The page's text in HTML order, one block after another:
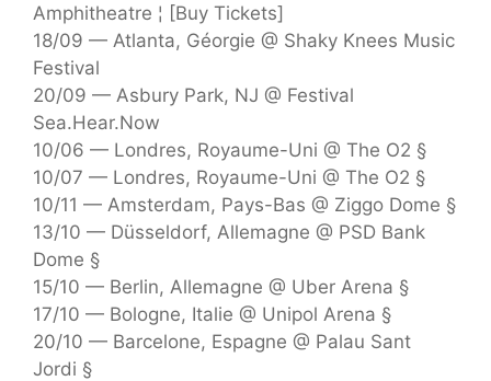
Amphitheatre ¦ [Buy Tickets]
18/09 — Atlanta, Géorgie @ Shaky Knees Music
Festival
20/09 — Asbury Park, NJ @ Festival
Sea.Hear.Now
10/06 — Londres, Royaume-Uni @ The O2 §
10/07 — Londres, Royaume-Uni @ The O2 §
10/11 — Amsterdam, Pays-Bas @ Ziggo Dome §
13/10 — Düsseldorf, Allemagne @ PSD Bank
Dome §
15/10 — Berlin, Allemagne @ Uber Arena §
17/10 — Bologne, Italie @ Unipol Arena §
20/10 — Barcelone, Espagne @ Palau Sant
Jordi §